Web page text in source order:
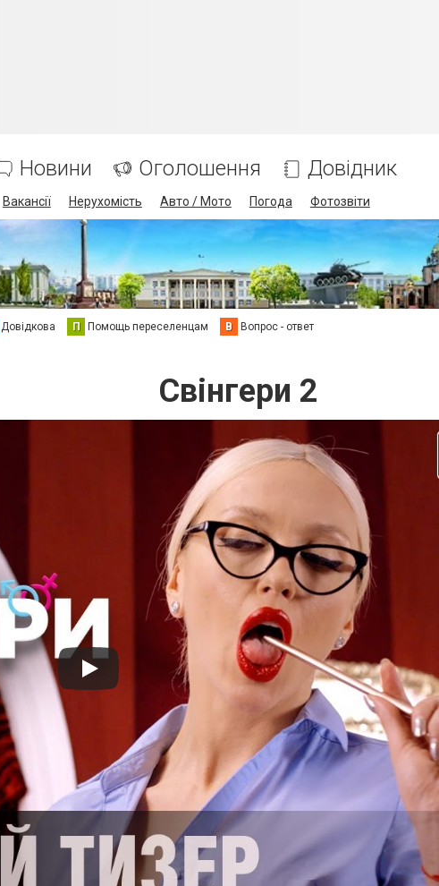
Новини Оголошення Довідник
Вакансії Нерухомість Авто / Мото Погода Фотозвіти
Довідкова П Помощь переселенцам В Вопрос - ответ
Свінгери 2